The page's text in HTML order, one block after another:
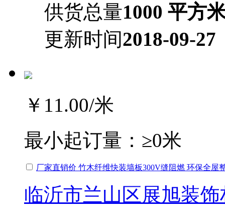
供货总量1000 平方
更新时间2018-09-27
￥11.00/米
最小起订量： ≥0米
厂家直销价 竹木纤维快装墙板300V缝阻燃 环保全屋
临沂市兰山区展旭装